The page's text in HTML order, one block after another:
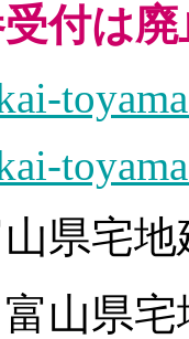
付は
県宅地
宅地